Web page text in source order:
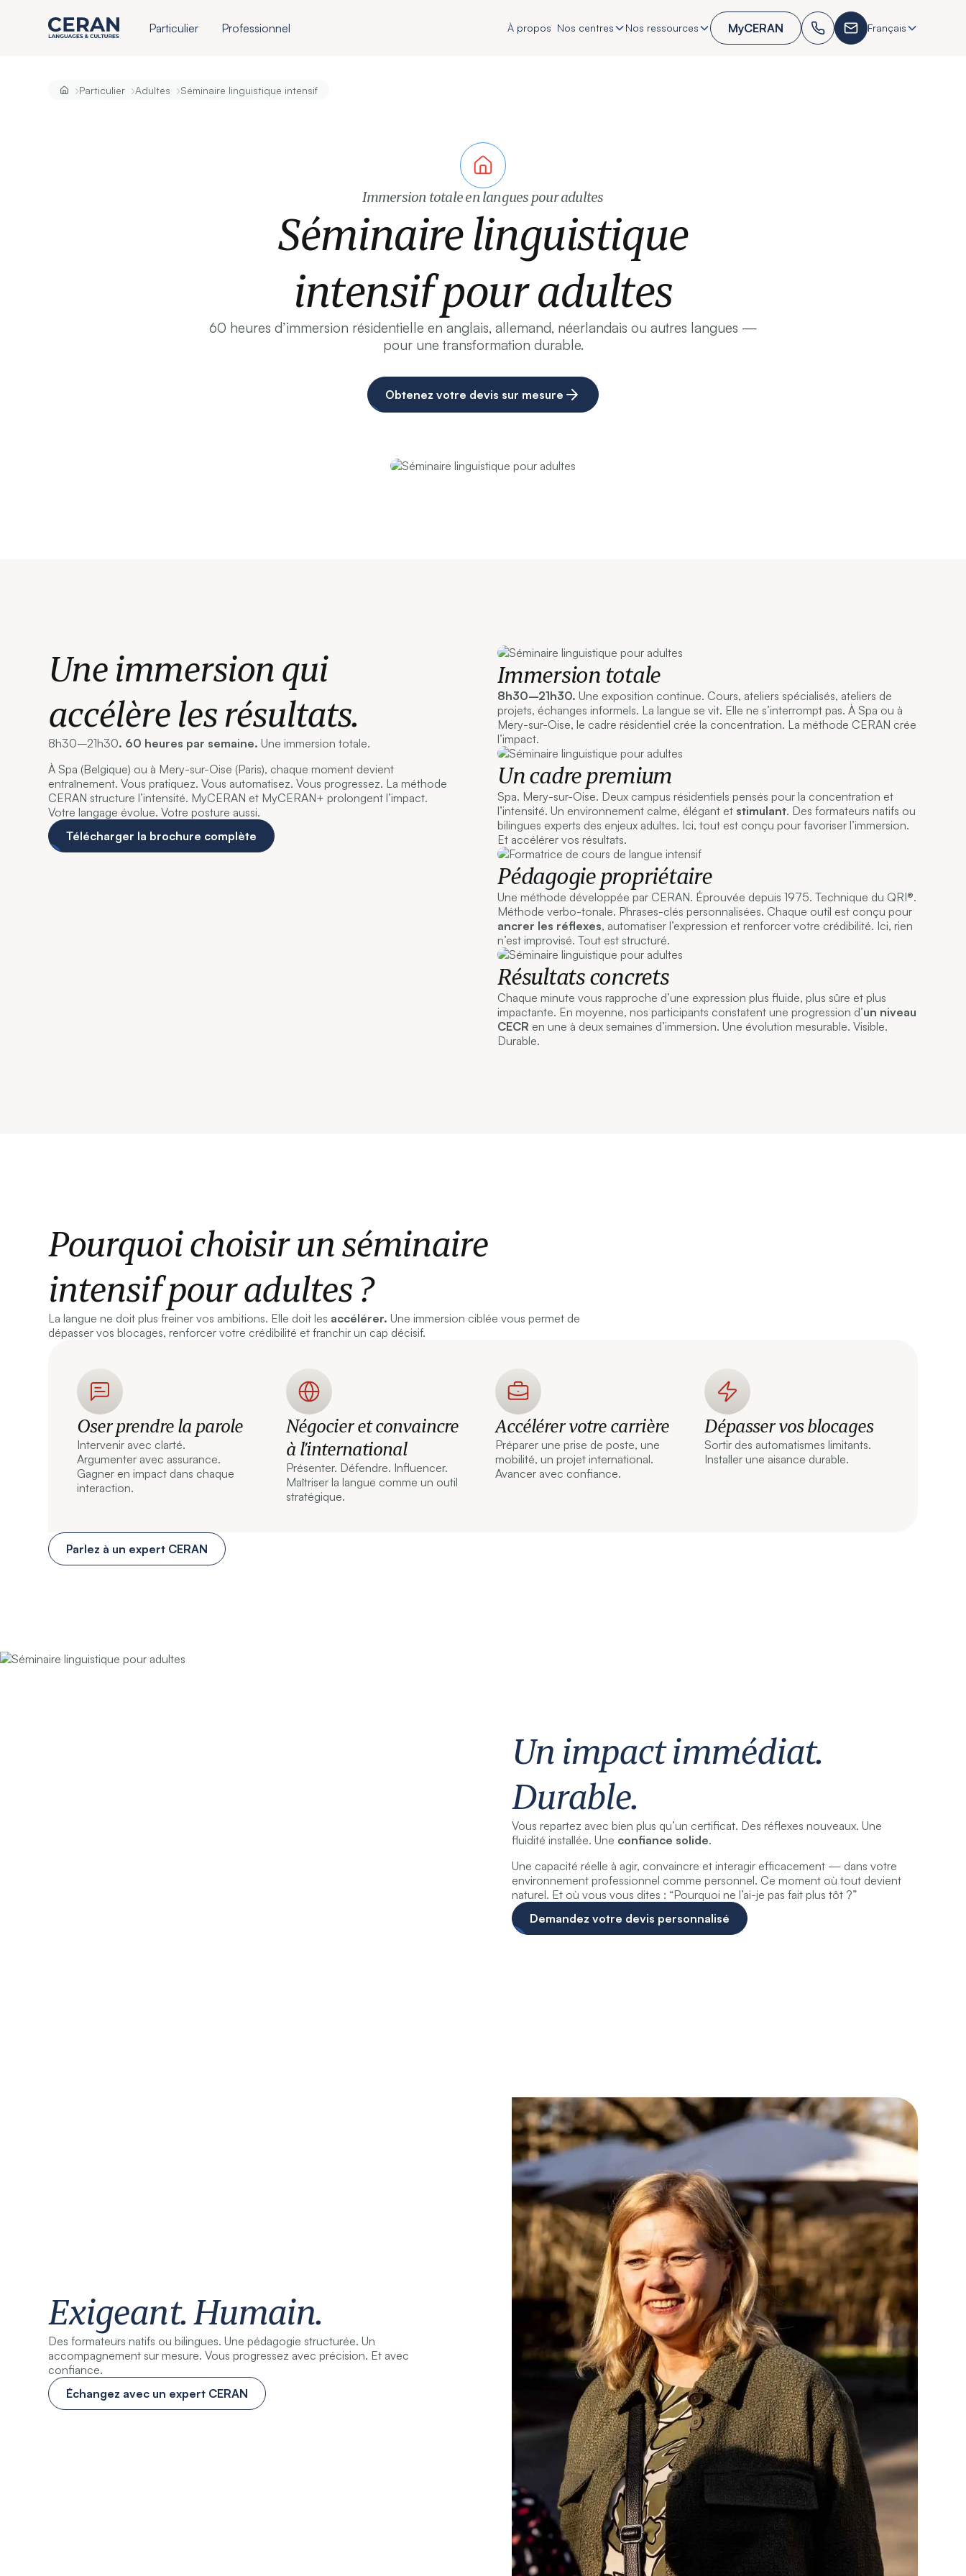
Particulier Professionnel À propos Nos centres Nos ressources MyCERAN Français
›Particulier ›Adultes ›Séminaire linguistique intensif
Immersion totale en langues pour adultes
Séminaire linguistique
intensif pour adultes
60 heures d’immersion résidentielle en anglais, allemand, néerlandais ou autres langues —
pour une transformation durable.
Obtenez votre devis sur mesure
Une immersion qui
accélère les résultats.
8h30–21h30. 60 heures par semaine. Une immersion totale.
À Spa (Belgique) ou à Mery-sur-Oise (Paris), chaque moment devient
entraînement. Vous pratiquez. Vous automatisez. Vous progressez. La méthode
CERAN structure l’intensité. MyCERAN et MyCERAN+ prolongent l’impact.
Votre langage évolue. Votre posture aussi.
Télécharger la brochure complète
Immersion totale
8h30–21h30. Une exposition continue. Cours, ateliers spécialisés, ateliers de
projets, échanges informels. La langue se vit. Elle ne s’interrompt pas. À Spa ou à
Mery-sur-Oise, le cadre résidentiel crée la concentration. La méthode CERAN crée
l’impact.
Un cadre premium
Spa. Mery-sur-Oise. Deux campus résidentiels pensés pour la concentration et
l’intensité. Un environnement calme, élégant et stimulant. Des formateurs natifs ou
bilingues experts des enjeux adultes. Ici, tout est conçu pour favoriser l’immersion.
Et accélérer vos résultats.
Pédagogie propriétaire
Une méthode développée par CERAN. Éprouvée depuis 1975. Technique du QRI®.
Méthode verbo-tonale. Phrases-clés personnalisées. Chaque outil est conçu pour
ancrer les réflexes, automatiser l’expression et renforcer votre crédibilité. Ici, rien
n’est improvisé. Tout est structuré.
Résultats concrets
Chaque minute vous rapproche d’une expression plus fluide, plus sûre et plus
impactante. En moyenne, nos participants constatent une progression d’un niveau
CECR en une à deux semaines d’immersion. Une évolution mesurable. Visible.
Durable.
Pourquoi choisir un séminaire
intensif pour adultes ?
La langue ne doit plus freiner vos ambitions. Elle doit les accélérer. Une immersion ciblée vous permet de
dépasser vos blocages, renforcer votre crédibilité et franchir un cap décisif.
Oser prendre la parole
Intervenir avec clarté.
Argumenter avec assurance.
Gagner en impact dans chaque
interaction.
Négocier et convaincre
à l’international
Présenter. Défendre. Influencer.
Maîtriser la langue comme un outil
stratégique.
Accélérer votre carrière
Préparer une prise de poste, une
mobilité, un projet international.
Avancer avec confiance.
Dépasser vos blocages
Sortir des automatismes limitants.
Installer une aisance durable.
Parlez à un expert CERAN
Un impact immédiat.
Durable.
Vous repartez avec bien plus qu’un certificat. Des réflexes nouveaux. Une
fluidité installée. Une confiance solide.
Une capacité réelle à agir, convaincre et interagir efficacement — dans votre
environnement professionnel comme personnel. Ce moment où tout devient
naturel. Et où vous vous dites : “Pourquoi ne l’ai-je pas fait plus tôt ?”
Demandez votre devis personnalisé
Exigeant. Humain.
Des formateurs natifs ou bilingues. Une pédagogie structurée. Un
accompagnement sur mesure. Vous progressez avec précision. Et avec
confiance.
Échangez avec un expert CERAN